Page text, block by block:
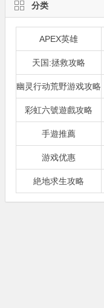
分类
APEX英雄
天国:拯救攻略
幽灵行动荒野游戏攻略
彩虹六號遊戲攻略
手遊推薦
游戏优惠
絶地求生攻略